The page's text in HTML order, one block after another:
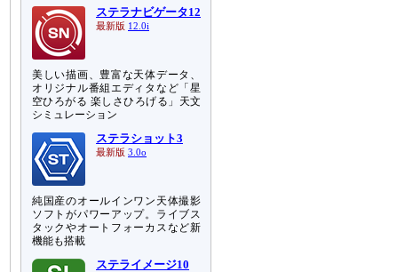
ステラナビゲータ12
最新版 12.0i
美しい描画、豊富な天体データ、
オリジナル番組エディタなど「星
空ひろがる 楽しさひろげる」天文
シミュレーション
ステラショット3
最新版 3.0o
純国産のオールインワン天体撮影
ソフトがパワーアップ。ライブス
タックやオートフォーカスなど新
機能も搭載
ステライメージ10